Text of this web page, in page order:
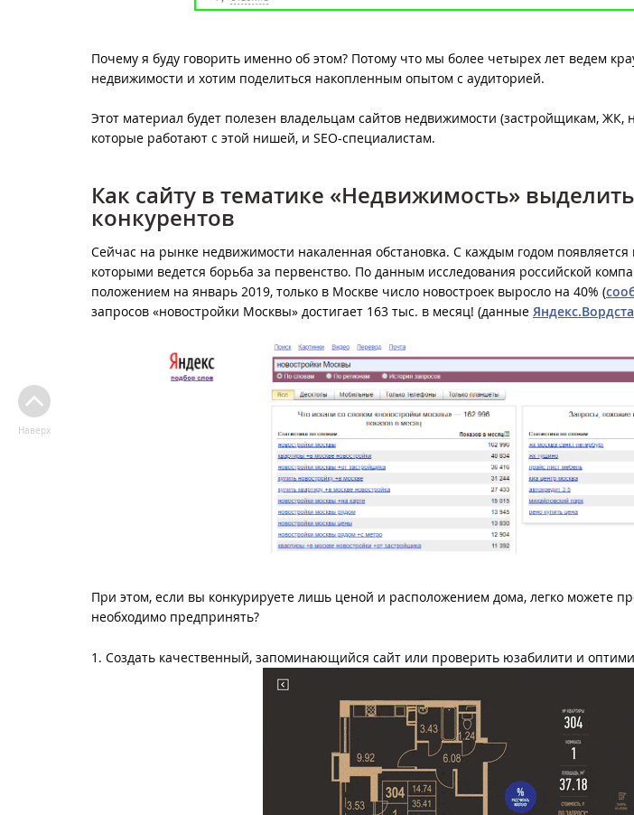
Почему я буду говорить именно об этом? Потому что мы более четырех лет ведем
недвижимости и хотим поделиться накопленным опытом с аудиторией.
Этот материал будет полезен владельцам сайтов недвижимости (застройщикам, ЖК,
которые работают с этой нишей, и SEO-специалистам.
Как сайту в тематике «Недвижимость»
конкурентов
Сейчас на рынке недвижимости накаленная обстановка. С каждым годом
которыми ведется борьба за первенство. По данным исследования российской
положением на январь 2019, только в Москве число новостроек выросло на 40% (
запросов «новостройки Москвы» достигает 163 тыс. в месяц! (данные
При этом, если вы конкурируете лишь ценой и расположением дома, легко можете
необходимо предпринять?
1. Создать качественный, запоминающийся сайт или проверить юзабилити и
Наверх